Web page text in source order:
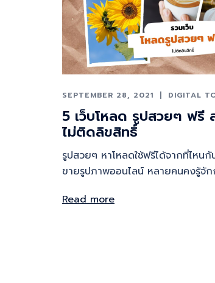
SEPTEMBER 28, 2021 DIGITAL
5 เว็บโหลด รูปสวยๆ ฟรี
ไม่ติดลิขสิทธิ์
รูปสวยๆ หาโหลดใช้ฟรีได้จากที่ไหน
ขายรูปภาพออนไลน์ หลายคนคงรู้จั
Read more